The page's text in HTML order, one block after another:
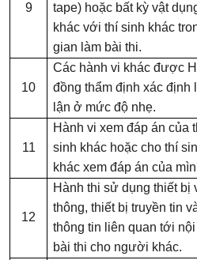
9
tape) hoặc bất kỳ vật
khác với thí sinh khác
gian làm bài thi.
10
Các hành vi khác được
đồng thẩm định xác định
lận ở mức độ nhẹ.
11
Hành vi xem đáp án của
sinh khác hoặc cho thí
khác xem đáp án của
12
Hành thi sử dụng thiết bị
thông, thiết bị truyền tin
thông tin liên quan tới
bài thi cho người khác.